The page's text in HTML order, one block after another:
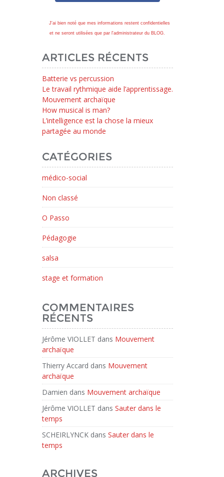
J'ai bien noté que mes informations restent confidentielles
et ne seront utilisées que par l'administrateur du BLOG.
ARTICLES RÉCENTS
Batterie vs percussion
Le travail rythmique aide l’apprentissage.
Mouvement archaïque
How musical is man?
L’intelligence est la chose la mieux
partagée au monde
CATÉGORIES
médico-social
Non classé
O Passo
Pédagogie
salsa
stage et formation
COMMENTAIRES
RÉCENTS
Jérôme VIOLLET dans Mouvement
archaïque
Thierry Accard dans Mouvement
archaïque
Damien dans Mouvement archaïque
Jérôme VIOLLET dans Sauter dans le
temps
SCHEIRLYNCKdans Sauter dans le
temps
ARCHIVES